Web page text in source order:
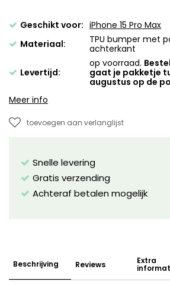
Geschikt voor: iPhone 15 Pro Max
Materiaal:
TPU bumper met
achterkant
Levertijd:
op voorraad.
gaat je pakketje
augustus op de
Meer info
toevoegen aan verlanglijst
Snelle levering
Gratis verzending
Achteraf betalen mogelijk
Beschrijving Reviews Extra